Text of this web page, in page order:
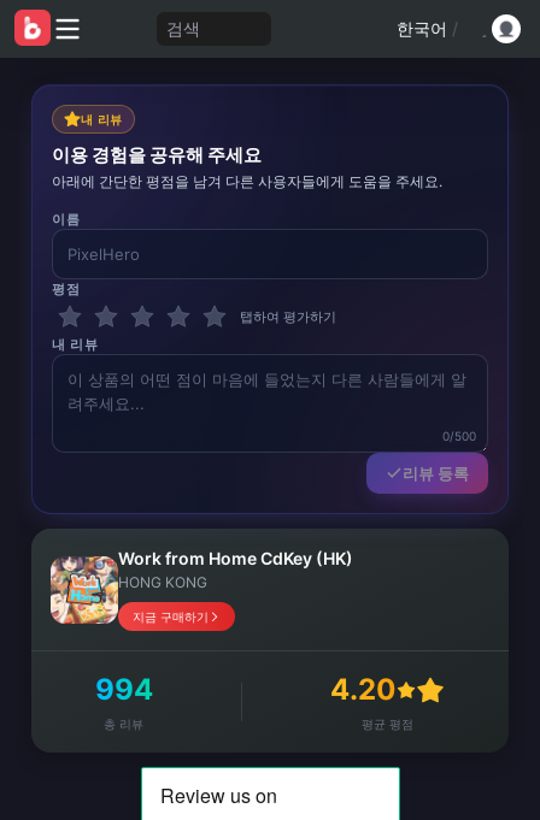
검색 한국어 /
내 리뷰
이용 경험을 공유해 주세요
아래에 간단한 평점을 남겨 다른 사용자들에게 도움을 주세요.
이름
평점
탭하여 평가하기
내 리뷰
0/500
리뷰 등록
Work from Home CdKey (HK)
HONG KONG
지금 구매하기
994
총 리뷰
4.20
평균 평점